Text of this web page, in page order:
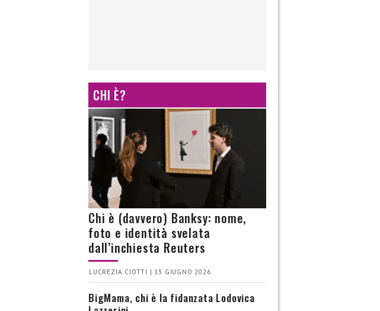
CHI È?
Chi è (davvero) Banksy: nome,
foto e identità svelata
dall’inchiesta Reuters
LUCREZIA CIOTTI | 13 GIUGNO 2026
BigMama, chi è la fidanzata Lodovica